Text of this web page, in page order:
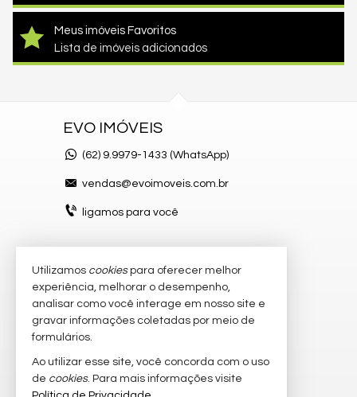
Meus imóveis Favoritos
Lista de imóveis adicionados
EVO IMÓVEIS
(62) 9.9979-1433 (WhatsApp)
vendas@evoimoveis.com.br
ligamos para você
VEJA MAIS
atendimento por WhatsApp
imóveis favoritos
mapa de imóveis
Utilizamos cookiespara oferecer melhor
experiência, melhorar o desempenho,
analisar como você interage em nosso site e
gravar informações coletadas por meio de
formulários.
Ao utilizar esse site, você concorda com o uso
de cookies. Para mais informações visite